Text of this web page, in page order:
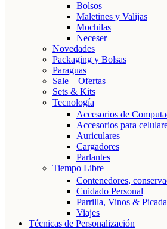
Bolsos
Maletines y Valijas
Mochilas
Neceser
Novedades
Packaging y Bolsas
Paraguas
Sale – Ofertas
Sets & Kits
Tecnología
Accesorios de
Accesorios para
Auriculares
Cargadores
Parlantes
Tiempo Libre
Contenedores,
Cuidado Personal
Parrilla, Vinos &
Viajes
Técnicas de Personalización